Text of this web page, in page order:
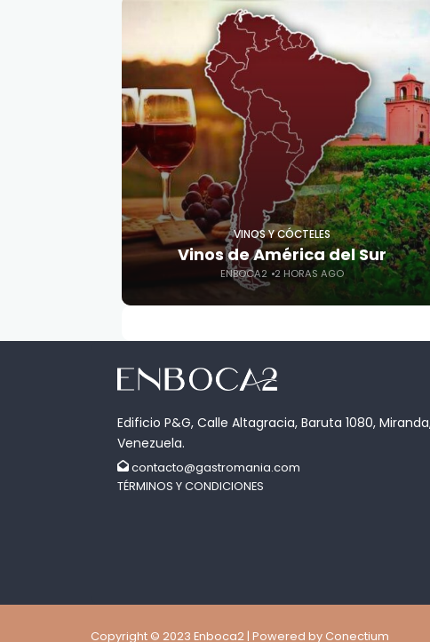
VINOS Y CÓCTELES
Vinos de América del Sur
ENBOCA2 2 HORAS AGO
Edificio P&G, Calle Altagracia, Baruta 1080,
Venezuela.
contacto@gastromania.com
TÉRMINOS Y CONDICIONES
Copyright © 2023 Enboca2 | Powered by Conectium